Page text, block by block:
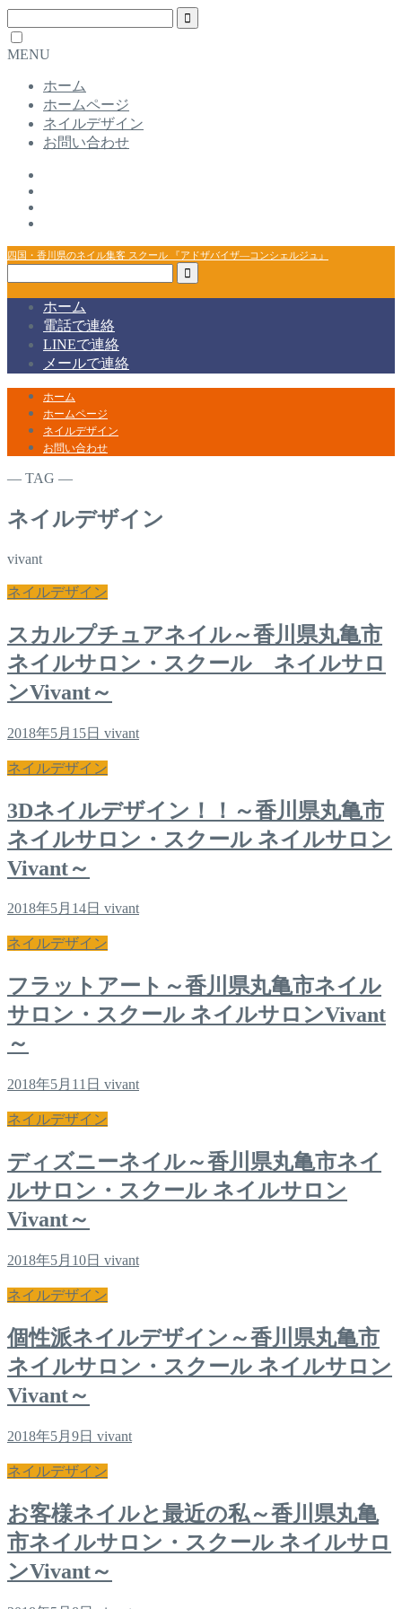
MENU
ホーム
ホームページ
ネイルデザイン
お問い合わせ
四国・香川県のネイル集客 スクール 『アドザバイザ―コンシェルジュ』
ホーム
電話で連絡
LINEで連絡
メールで連絡
ホーム
ホームページ
ネイルデザイン
お問い合わせ
― TAG ―
ネイルデザイン
vivant
ネイルデザイン
スカルプチュアネイル～香川県丸亀市
ネイルサロン・スクール ネイルサロ
ンVivant～
2018年5月15日 vivant
ネイルデザイン
3Dネイルデザイン！！～香川県丸亀市
ネイルサロン・スクール ネイルサロン
Vivant～
2018年5月14日 vivant
ネイルデザイン
フラットアート～香川県丸亀市ネイル
サロン・スクール ネイルサロンVivant
～
2018年5月11日 vivant
ネイルデザイン
ディズニーネイル～香川県丸亀市ネイ
ルサロン・スクール ネイルサロン
Vivant～
2018年5月10日 vivant
ネイルデザイン
個性派ネイルデザイン～香川県丸亀市
ネイルサロン・スクール ネイルサロン
Vivant～
2018年5月9日 vivant
ネイルデザイン
お客様ネイルと最近の私～香川県丸亀
市ネイルサロン・スクール ネイルサロ
ンVivant～